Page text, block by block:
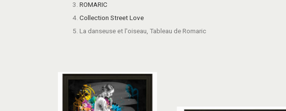
ROMARIC
Collection Street Love
La danseuse et l'oiseau, Tableau de Romaric